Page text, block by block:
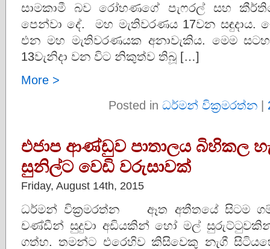
සාමකාමී බව රෝහණගේ පැෆරල් සහ
පෙන්වා දේ. මහ මැතිවරණය 17වන සඳුදාය.
එන මහ මැතිවරණයක අනාවැකිය. මෙම
13වැනිදා වන විට නිකුත්ව තිබූ […]
More >
Posted in ධර්මන් වික්‍රමරත්න |
එජාප ආණ්ඩුව පාතාලය බිහිකල
සුනිල්ට වෙඩි වරුසාවක්
Friday, August 14th, 2015
ධර්මන් වික්‍රමරත්න ඈත අතීතයේ සිටම
චණ්ඩීන් සුදුවා අඩියකින් හෝ මල් සුරුට්ටුවකින්
ගත්හ. තමන්ට එරෙහිව කිසිවෙකු නැගී